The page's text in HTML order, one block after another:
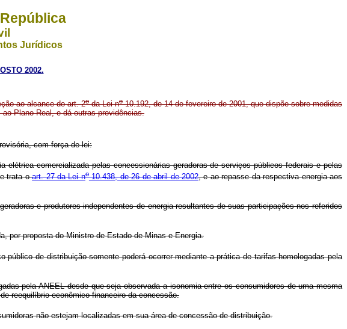
Jurídicos
2002.
ao alcance do art. 2oda Lei no10.192, de 14 de fevereiro de 2001, que dispõe sobre medidas
ao Plano Real, e dá outras providências.
com força de lei:
elétrica comercializada pelas concessionárias geradoras de serviços públicos federais e pelas
trata oart. 27 da Lei no10.438, de 26 de abril de 2002, e ao repasse da respectiva energia aos
e produtores independentes de energia resultantes de suas participações nos referidos
por proposta do Ministro de Estado de Minas e Energia.
de distribuição somente poderá ocorrer mediante a prática de tarifas homologadas pela
pela ANEEL desde que seja observada a isonomia entre os consumidores de uma mesma
reequilíbrio econômico-financeiro da concessão.
não estejam localizadas em sua área de concessão de distribuição.